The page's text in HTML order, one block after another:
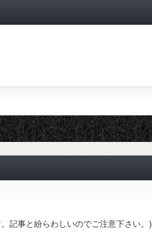
記事と紛らわしいのでご注意下さい。)